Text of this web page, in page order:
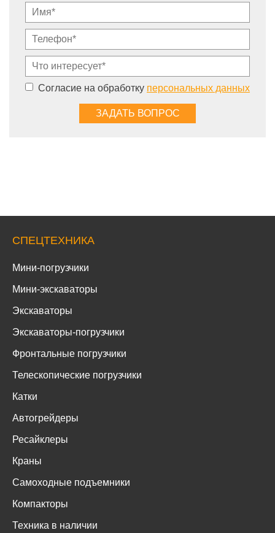
Согласие на обработку персональных данных
СПЕЦТЕХНИКА
Мини-погрузчики
Мини-экскаваторы
Экскаваторы
Экскаваторы-погрузчики
Фронтальные погрузчики
Телескопические погрузчики
Катки
Автогрейдеры
Ресайклеры
Краны
Самоходные подъемники
Компакторы
Техника в наличии